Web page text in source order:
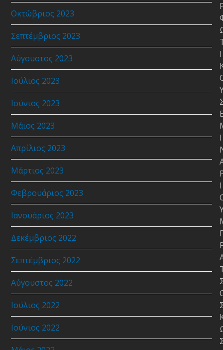
Οκτώβριος 2023
Σεπτέμβριος 2023
Αύγουστος 2023
Ιούλιος 2023
Ιούνιος 2023
Μάιος 2023
Απρίλιος 2023
Μάρτιος 2023
Φεβρουάριος 2023
Ιανουάριος 2023
Δεκέμβριος 2022
Σεπτέμβριος 2022
Αύγουστος 2022
Ιούλιος 2022
Ιούνιος 2022
Ι
Ι
Ι